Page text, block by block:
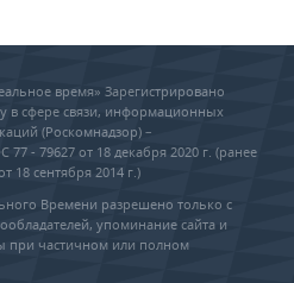
время» Зарегистрировано
в сфере связи, информационных
(Роскомнадзор) –
- 79627 от 18 декабря 2020 г. (ранее
18 сентября 2014 г.)
Времени разрешено только с
упоминание сайта и
при частичном или полном